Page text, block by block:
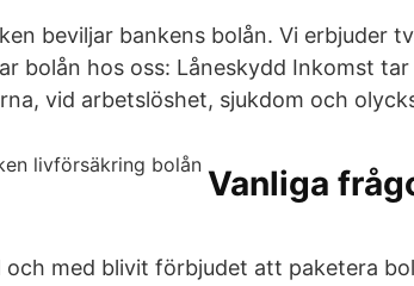
beviljar bankens bolån. Vi erbjuder
bolån hos oss: Låneskydd Inkomst
vid arbetslöshet, sjukdom och
Vanliga
och med blivit förbjudet att paketera